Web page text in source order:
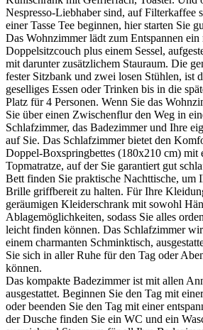
Nespresso-Liebhaber sind, auf Filterkaffee
einer Tasse Tee beginnen, hier starten Sie
Das Wohnzimmer lädt zum Entspannen ein
Doppelsitzcouch plus einem Sessel,
mit darunter zusätzlichem Stauraum. Die
fester Sitzbank und zwei losen Stühlen, ist
geselliges Essen oder Trinken bis in die
Platz für 4 Personen. Wenn Sie das
Sie über einen Zwischenflur den Weg in
Schlafzimmer, das Badezimmer und Ihre
auf Sie. Das Schlafzimmer bietet den
Doppel-Boxspringbettes (180x210 cm) mit
Topmatratze, auf der Sie garantiert gut
Bett finden Sie praktische Nachttische, um
Brille griffbereit zu halten. Für Ihre
geräumigen Kleiderschrank mit sowohl
Ablagemöglichkeiten, sodass Sie alles
leicht finden können. Das Schlafzimmer
einem charmanten Schminktisch,
Sie sich in aller Ruhe für den Tag oder
können.
Das kompakte Badezimmer ist mit allen
ausgestattet. Beginnen Sie den Tag mit
oder beenden Sie den Tag mit einer
der Dusche finden Sie ein WC und ein